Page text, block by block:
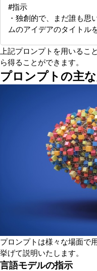
#指示
・独創的で、まだ誰も思
ムのアイデアのタイトル
上記プロンプトを用いるこ
ら得ることができます。
プロンプトの主
プロンプトは様々な場面で
挙げて説明いたします。
言語モデルの指示